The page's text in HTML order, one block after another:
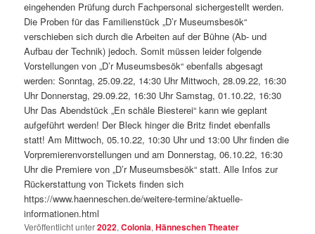
eingehenden Prüfung durch Fachpersonal sichergestellt werden.
Die Proben für das Familienstück „D’r Museumsbesök“
verschieben sich durch die Arbeiten auf der Bühne (Ab- und
Aufbau der Technik) jedoch. Somit müssen leider folgende
Vorstellungen von „D’r Museumsbesök“ ebenfalls abgesagt
werden: Sonntag, 25.09.22, 14:30 Uhr Mittwoch, 28.09.22, 16:30
Uhr Donnerstag, 29.09.22, 16:30 Uhr Samstag, 01.10.22, 16:30
Uhr Das Abendstück „En schäle Biesterei“ kann wie geplant
aufgeführt werden! Der Bleck hinger die Britz findet ebenfalls
statt! Am Mittwoch, 05.10.22, 10:30 Uhr und 13:00 Uhr finden die
Vorpremierenvorstellungen und am Donnerstag, 06.10.22, 16:30
Uhr die Premiere von „D’r Museumsbesök“ statt. Alle Infos zur
Rückerstattung von Tickets finden sich
https://www.haenneschen.de/weitere-termine/aktuelle-
informationen.html
Veröffentlicht unter2022,Colonia,Hänneschen Theater